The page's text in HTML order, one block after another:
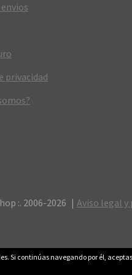
privacidad
:. 2006-2026 Aviso legal y
Si continúas navegando por él,